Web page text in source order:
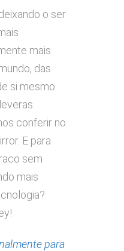
o ser
mais
das
si mesmo.
conferir no
E para
sem
mais
para